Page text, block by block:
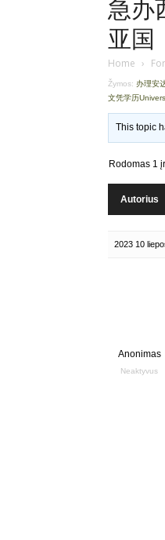
急办
亚国
Home ›
Žymos: 办理安
文凭学历
This topic
Rodomas 1
Autorius
2023 10
Anonimas
Neaktyvus